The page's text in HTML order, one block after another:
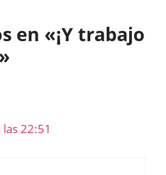
en «¡Y trabajo
22:51